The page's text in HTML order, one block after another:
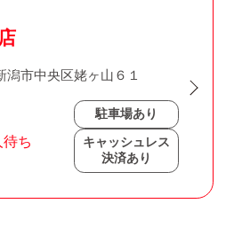
潟市中央区姥ヶ山６１
駐車場あり
キャッシュレス
決済あり